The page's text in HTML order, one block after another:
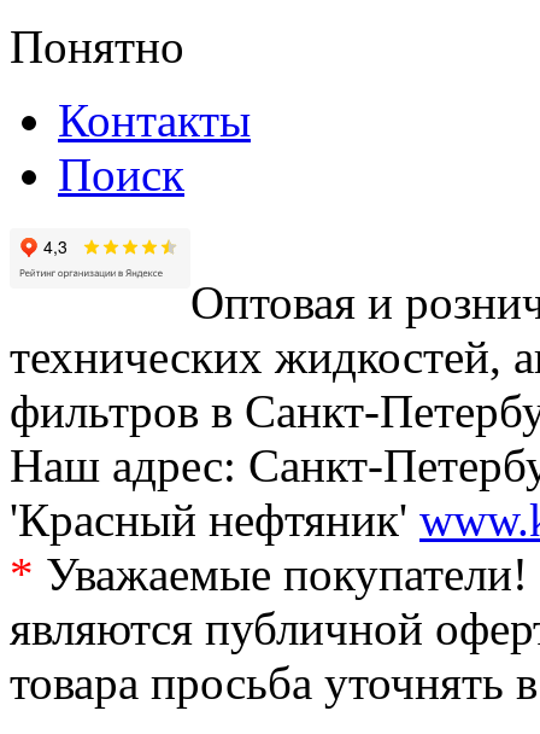
Понятно
Контакты
Поиск
Оптовая и
технических жидкостей,
фильтров в Санкт-
Наш адрес: Санкт-
'Красный нефтяник'
* Уважаемые
являются публичной
товара просьба уточнять